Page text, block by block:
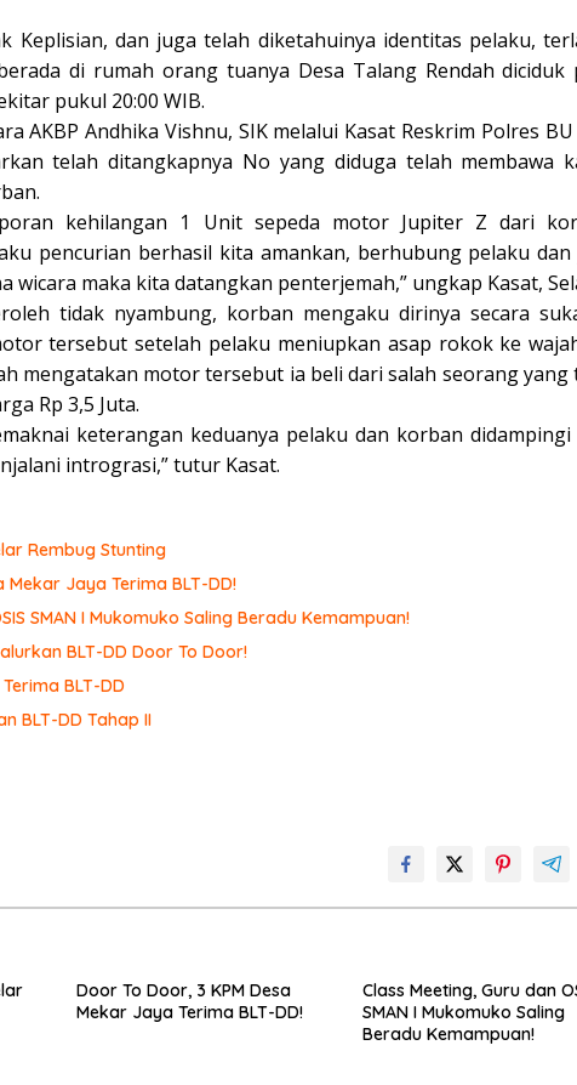
Keplisian, dan juga telah diketahuinya identitas pelaku,
di rumah orang tuanya Desa Talang Rendah diciduk
pukul 20:00 WIB.
AKBP Andhika Vishnu, SIK melalui Kasat Reskrim Polres BU
telah ditangkapnya No yang diduga telah membawa
kehilangan 1 Unit sepeda motor Jupiter Z dari
pencurian berhasil kita amankan, berhubung pelaku dan
wicara maka kita datangkan penterjemah,” ungkap Kasat,
tidak nyambung, korban mengaku dirinya secara
tersebut setelah pelaku meniupkan asap rokok ke
mengatakan motor tersebut ia beli dari salah seorang yang
Rp 3,5 Juta.
keterangan keduanya pelaku dan korban didampingi
intrograsi,” tutur Kasat.
Rembug Stunting
Mekar Jaya Terima BLT-DD!
SMAN I Mukomuko Saling Beradu Kemampuan!
BLT-DD Door To Door!
BLT-DD
BLT-DD Tahap II
Door To Door, 3 KPM Desa
Mekar Jaya Terima BLT-DD!
Class Meeting, Guru dan
SMAN I Mukomuko Saling
Beradu Kemampuan!